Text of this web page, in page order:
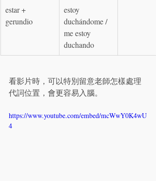
estar +
gerundio
estoy
duchándome /
me estoy
duchando
看影片時，可以特別留意老師怎樣處理
代詞位置，會更容易入腦。
https://www.youtube.com/embed/mcWwY0K4wU
4